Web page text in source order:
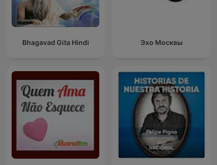
Bhagavad Gita Hindi Эхо Москвы